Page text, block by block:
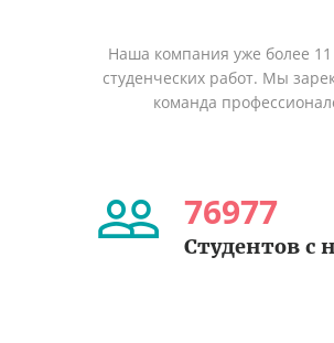
Наша компания уже более
студенческих работ. Мы
команда
76977
Студентов с